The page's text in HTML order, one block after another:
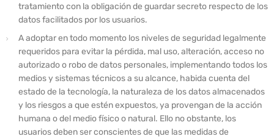
tratamiento con la obligación de guardar secreto respecto de los
datos facilitados por los usuarios.
A adoptar en todo momento los niveles de seguridad legalmente
requeridos para evitar la pérdida, mal uso, alteración, acceso no
autorizado o robo de datos personales, implementando todos los
medios y sistemas técnicos a su alcance, habida cuenta del
estado de la tecnología, la naturaleza de los datos almacenados
y los riesgos a que estén expuestos, ya provengan de la acción
humana o del medio físico o natural. Ello no obstante, los
usuarios deben ser conscientes de que las medidas de